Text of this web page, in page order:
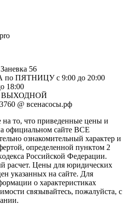
56
ПЯТНИЦУ с 9:00 до 20:00
18:00
ВЫХОДНОЙ
@ всенасосы.рф
то, что приведенные цены и
официальном сайте ВСЕ
ознакомительный характер и
опрeделенной пунктoм 2
Российской Федерации.
расчет. Цены для юридических
указанных на сайте. Для
о характеристиках
связывайтесь, пожалуйста, с